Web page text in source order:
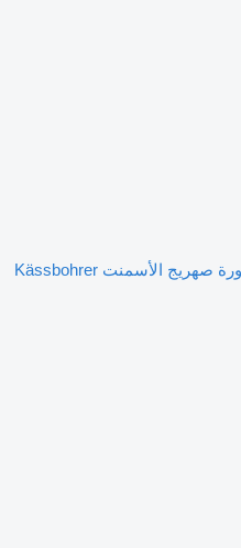
مقطورة صهريج الأسمنت Kässbohrer